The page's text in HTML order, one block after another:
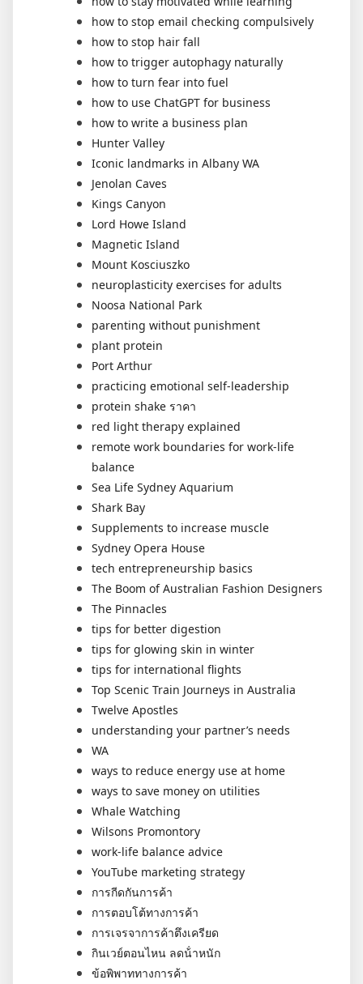
how to stop email checking compulsively
how to stop hair fall
how to trigger autophagy naturally
how to turn fear into fuel
how to use ChatGPT for business
how to write a business plan
Hunter Valley
Iconic landmarks in Albany WA
Jenolan Caves
Kings Canyon
Lord Howe Island
Magnetic Island
Mount Kosciuszko
neuroplasticity exercises for adults
Noosa National Park
parenting without punishment
plant protein
Port Arthur
practicing emotional self-leadership
protein shake ราคา
red light therapy explained
remote work boundaries for work-life
balance
Sea Life Sydney Aquarium
Shark Bay
Supplements to increase muscle
Sydney Opera House
tech entrepreneurship basics
The Boom of Australian Fashion Designers
The Pinnacles
tips for better digestion
tips for glowing skin in winter
tips for international flights
Top Scenic Train Journeys in Australia
Twelve Apostles
understanding your partner’s needs
WA
ways to reduce energy use at home
ways to save money on utilities
Whale Watching
Wilsons Promontory
work-life balance advice
YouTube marketing strategy
การกีดกันการค้า
การตอบโต้ทางการค้า
การเจรจาการค้าตึงเครียด
กินเวย์ตอนไหน ลดน้ําหนัก
ข้อพิพาททางการค้า